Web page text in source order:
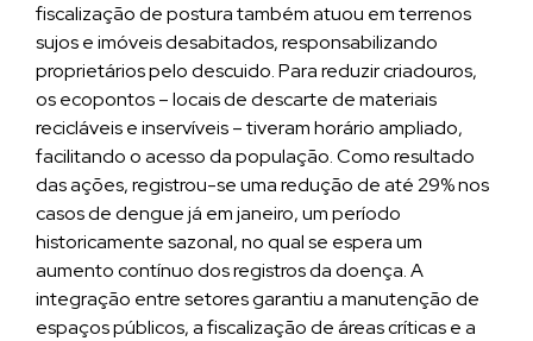
fiscalização de postura também atuou em terrenos
sujos e imóveis desabitados, responsabilizando
proprietários pelo descuido. Para reduzir criadouros,
os ecopontos – locais de descarte de materiais
recicláveis e inservíveis – tiveram horário ampliado,
facilitando o acesso da população. Como resultado
das ações, registrou-se uma redução de até 29% nos
casos de dengue já em janeiro, um período
historicamente sazonal, no qual se espera um
aumento contínuo dos registros da doença. A
integração entre setores garantiu a manutenção de
espaços públicos, a fiscalização de áreas críticas e a